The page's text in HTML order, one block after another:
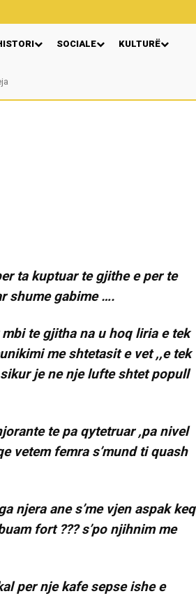
SOCIALE KULTURË
ta kuptuar te gjithe e per te
shume gabime ….
te gjitha na u hoq liria e tek
me shtetasit e vet ,,e tek
je ne nje lufte shtet popull
te pa qytetruar ,pa nivel
vetem femra s’mund ti quash
njera ane s’me vjen aspak keq
fort ??? s’po njihnim me
per nje kafe sepse ishe e
AKTUALITET
VERA GJONAJ – NJË EMËR I
Gjin Musa - 20 Shtator 2025 1